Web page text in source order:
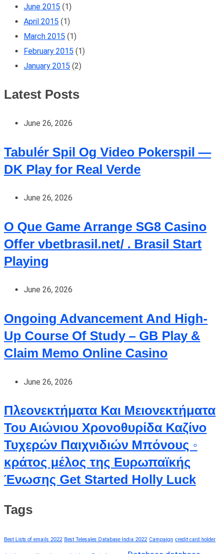
June 2015 (1)
April 2015 (1)
March 2015 (1)
February 2015 (1)
January 2015 (2)
Latest Posts
June 26, 2026
Tabulér Spil Og Video Pokerspil —
DK Play for Real Verde
June 26, 2026
O Que Game Arrange SG8 Casino
Offer vbetbrasil.net/ . Brasil Start
Playing
June 26, 2026
Ongoing Advancement And High-
Up Course Of Study – GB Play &
Claim Memo Online Casino
June 26, 2026
Πλεονεκτήματα Και Μειονεκτήματα
Του Αιώνιου Χρονοθυρίδα Καζίνο
Τυχερών Παιχνιδιών Μπόνους ◦
κράτος μέλος της Ευρωπαϊκής
Ένωσης Get Started Holly Luck
Tags
Best Lists of emails 2022 Best Telesales Database India 2022 Campaign credit card holder